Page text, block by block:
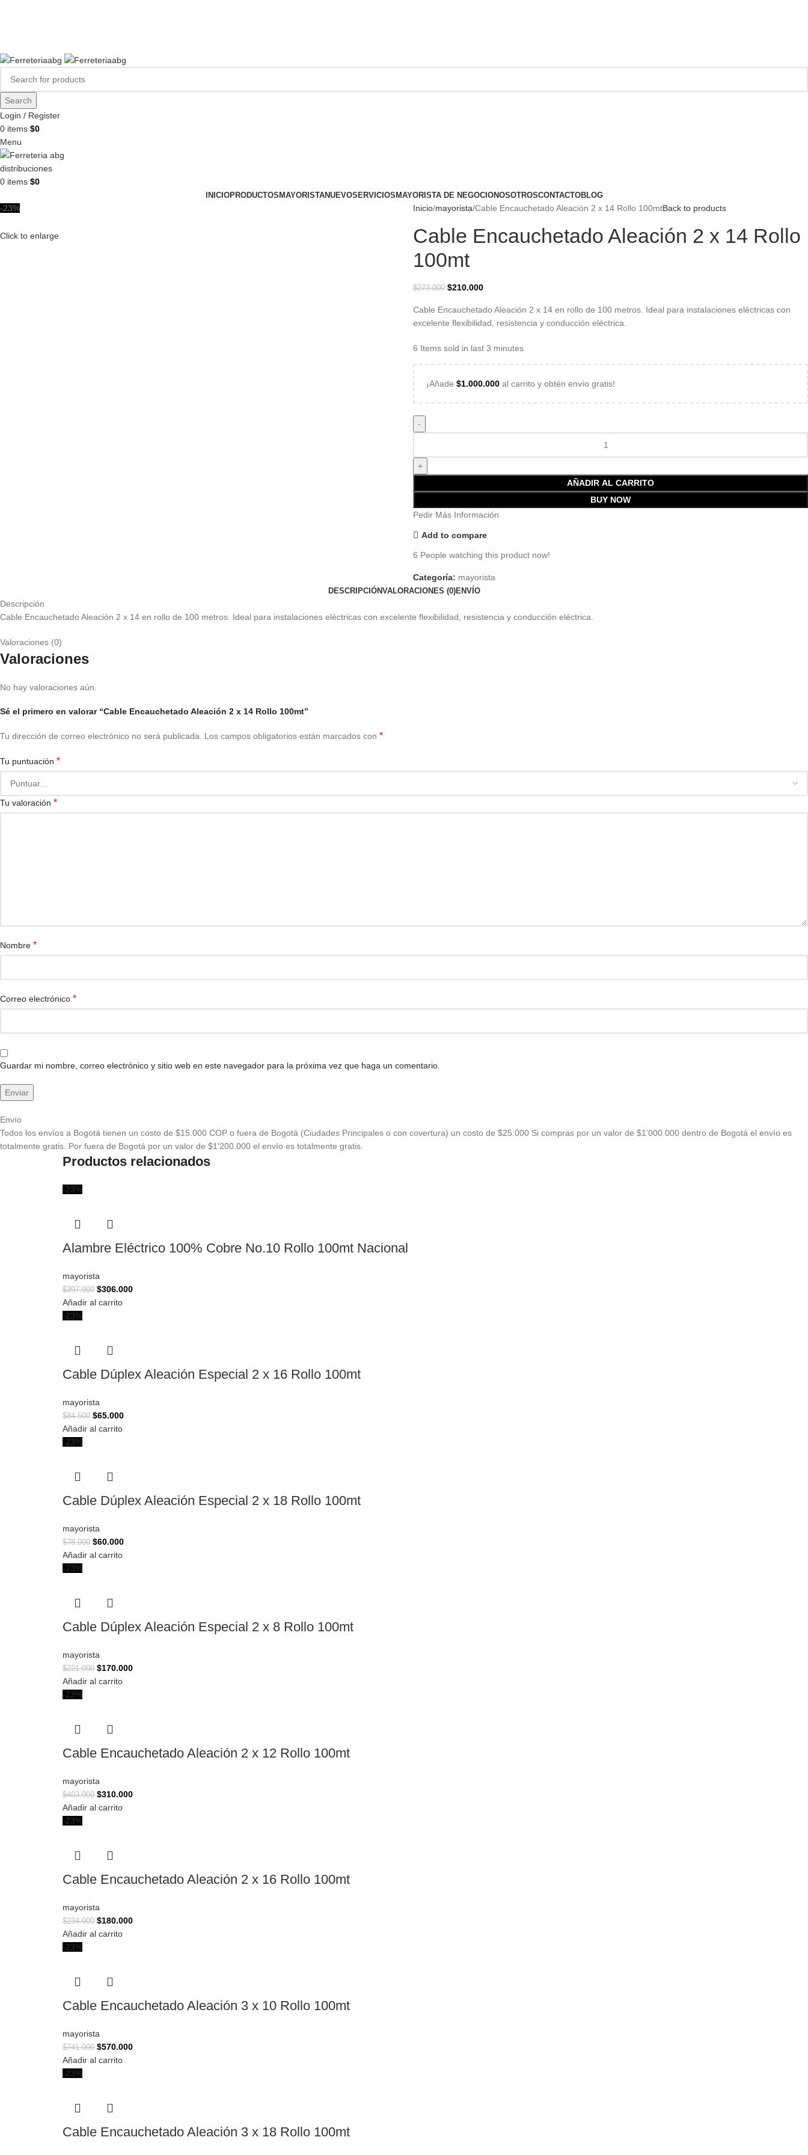
Search
Login / Register
0 items $0
Menu
0 items $0
INICIOPRODUCTOS MAYORISTANUEVOSERVICIOS MAYORISTA DE NEGOCIONOSOTROSCONTACTOBLOG
-23%
Click to enlarge
Inicio mayorista Cable Encauchetado Aleación 2 x 14 Rollo 100mtBack to products
Cable Encauchetado Aleación 2 x 14 Rollo
100mt
$273.000 $210.000
Cable Encauchetado Aleación 2 x 14 en rollo de 100 metros. Ideal para instalaciones eléctricas con
excelente flexibilidad, resistencia y conducción eléctrica.
6 Items sold in last 3 minutes
¡Añade $1.000.000 al carrito y obtén envío gratis!
AÑADIR AL CARRITO
BUY NOW
Pedir Más Información
Add to compare
6 People watching this product now!
Categoría: mayorista
DESCRIPCIÓNVALORACIONES (0)ENVÍO
Descripción
Cable Encauchetado Aleación 2 x 14 en rollo de 100 metros. Ideal para instalaciones eléctricas con excelente flexibilidad, resistencia y conducción eléctrica.
Valoraciones (0)
Valoraciones
No hay valoraciones aún.
Sé el primero en valorar “Cable Encauchetado Aleación 2 x 14 Rollo 100mt”
Tu dirección de correo electrónico no será publicada. Los campos obligatorios están marcados con *
Tu puntuación *
Tu valoración *
Nombre *
Correo electrónico *
Guardar mi nombre, correo electrónico y sitio web en este navegador para la próxima vez que haga un comentario.
Envío
Todos los envíos a Bogotá tienen un costo de $15.000 COP o fuera de Bogotá (Ciudades Principales o con covertura) un costo de $25.000 Si compras por un valor de $1'000.000 dentro de Bogotá el envío es
totalmente gratis. Por fuera de Bogotá por un valor de $1'200.000 el envío es totalmente gratis.
Productos relacionados
-23%
Alambre Eléctrico 100% Cobre No.10 Rollo 100mt Nacional
mayorista
$397.900 $306.000
Añadir al carrito
-23%
Cable Dúplex Aleación Especial 2 x 16 Rollo 100mt
mayorista
$84.500 $65.000
Añadir al carrito
-23%
Cable Dúplex Aleación Especial 2 x 18 Rollo 100mt
mayorista
$78.000 $60.000
Añadir al carrito
-23%
Cable Dúplex Aleación Especial 2 x 8 Rollo 100mt
mayorista
$221.000 $170.000
Añadir al carrito
-23%
Cable Encauchetado Aleación 2 x 12 Rollo 100mt
mayorista
$403.000 $310.000
Añadir al carrito
-23%
Cable Encauchetado Aleación 2 x 16 Rollo 100mt
mayorista
$234.000 $180.000
Añadir al carrito
-23%
Cable Encauchetado Aleación 3 x 10 Rollo 100mt
mayorista
$741.000 $570.000
Añadir al carrito
-23%
Cable Encauchetado Aleación 3 x 18 Rollo 100mt